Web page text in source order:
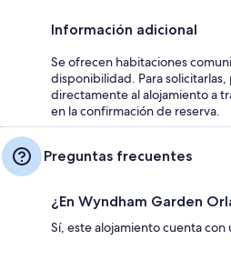
Información adicional
Se ofrecen habitaciones
disponibilidad. Para
directamente al alojamiento a
en la confirmación de reserva.
Preguntas frecuentes
¿En Wyndham Garden
Sí, este alojamiento cuenta con